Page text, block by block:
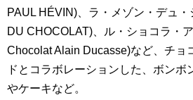
PAUL HÉVIN)、ラ・メゾン・デュ・
DU CHOCOLAT)、ル・ショコラ・
Chocolat Alain Ducasse)など、チョ
ドとコラボレーションした、ボンボ
やケーキなど。